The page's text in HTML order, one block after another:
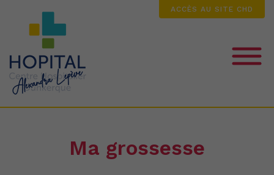
ACCÈS AU SITE CHD
LA NAISSANCEMa grossesse